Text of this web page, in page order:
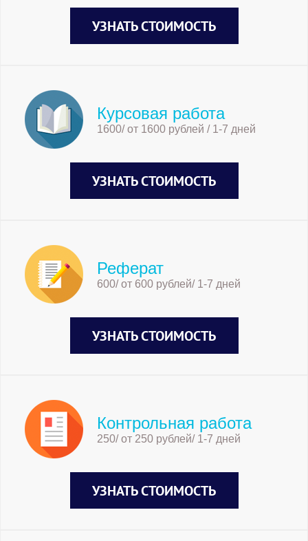
УЗНАТЬ СТОИМОСТЬ
Курсовая работа
1600/ от 1600 рублей / 1-7 дней
УЗНАТЬ СТОИМОСТЬ
Реферат
600/ от 600 рублей/ 1-7 дней
УЗНАТЬ СТОИМОСТЬ
Контрольная работа
250/ от 250 рублей/ 1-7 дней
УЗНАТЬ СТОИМОСТЬ